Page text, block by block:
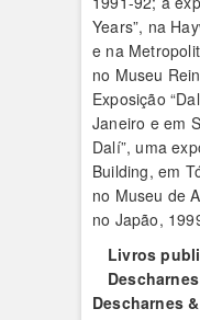
Years”, na
e na
no Museu
Exposição
Janeiro e em
Dalí”, uma
Building, em
no Museu de
no Japão,
Livros
Descharnes